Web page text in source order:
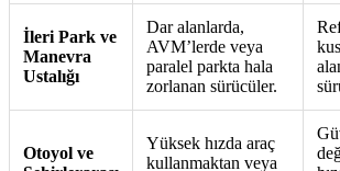
İleri Park ve
Manevra
Ustalığı
Dar alanlarda,
AVM’lerde veya
paralel parkta hala
zorlanan sürücüler.
Otoyol ve
Yüksek hızda araç
kullanmaktan veya